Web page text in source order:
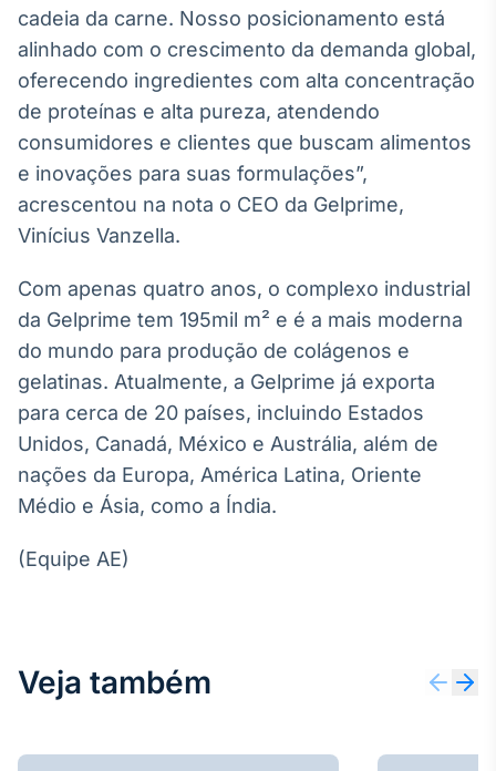
BroadFast
Em breve
Investimentos
Em breve
Tokenização
de ativos
Em breve
cadeia da carne. Nosso posicionamento está
alinhado com o crescimento da demanda global,
oferecendo ingredientes com alta concentração
de proteínas e alta pureza, atendendo
consumidores e clientes que buscam alimentos
e inovações para suas formulações”,
acrescentou na nota o CEO da Gelprime,
Vinícius Vanzella.
Com apenas quatro anos, o complexo industrial
da Gelprime tem 195mil m² e é a mais moderna
do mundo para produção de colágenos e
gelatinas. Atualmente, a Gelprime já exporta
para cerca de 20 países, incluindo Estados
Unidos, Canadá, México e Austrália, além de
nações da Europa, América Latina, Oriente
Médio e Ásia, como a Índia.
(Equipe AE)
Veja também